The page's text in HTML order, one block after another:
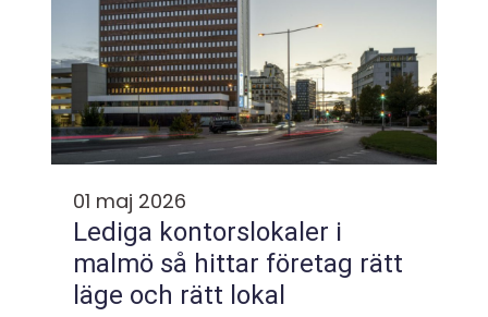
01 maj 2026
Lediga kontorslokaler i
malmö så hittar företag rätt
läge och rätt lokal